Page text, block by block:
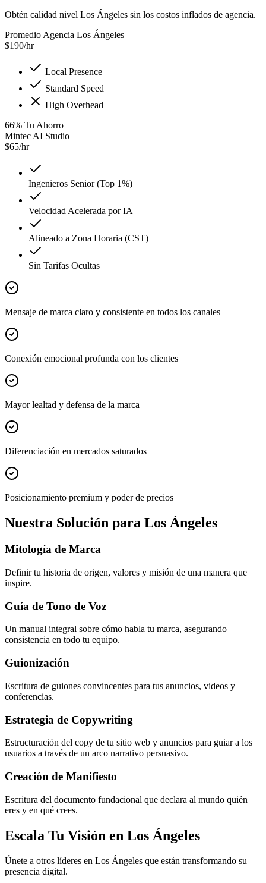
Obtén calidad nivel Los Ángeles sin los costos inflados de agencia.
Promedio Agencia Los Ángeles
$190/hr
Local Presence
Standard Speed
High Overhead
66% Tu Ahorro
Mintec AI Studio
$65/hr
Ingenieros Senior (Top 1%)
Velocidad Acelerada por IA
Alineado a Zona Horaria (CST)
Sin Tarifas Ocultas
Mensaje de marca claro y consistente en todos los canales
Conexión emocional profunda con los clientes
Mayor lealtad y defensa de la marca
Diferenciación en mercados saturados
Posicionamiento premium y poder de precios
Nuestra Solución para Los Ángeles
Mitología de Marca
Definir tu historia de origen, valores y misión de una manera que
inspire.
Guía de Tono de Voz
Un manual integral sobre cómo habla tu marca, asegurando
consistencia en todo tu equipo.
Guionización
Escritura de guiones convincentes para tus anuncios, videos y
conferencias.
Estrategia de Copywriting
Estructuración del copy de tu sitio web y anuncios para guiar a los
usuarios a través de un arco narrativo persuasivo.
Creación de Manifiesto
Escritura del documento fundacional que declara al mundo quién
eres y en qué crees.
Escala Tu Visión en Los Ángeles
Únete a otros líderes en Los Ángeles que están transformando su
presencia digital.